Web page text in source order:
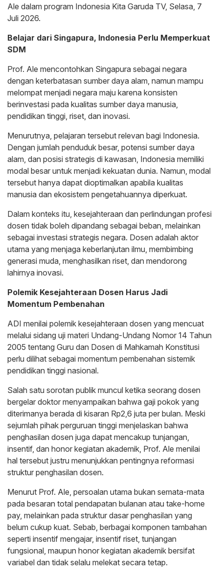
Ale dalam program Indonesia Kita Garuda TV, Selasa, 7
Juli 2026.
Belajar dari Singapura, Indonesia Perlu Memperkuat
SDM
Prof. Ale mencontohkan Singapura sebagai negara
dengan keterbatasan sumber daya alam, namun mampu
melompat menjadi negara maju karena konsisten
berinvestasi pada kualitas sumber daya manusia,
pendidikan tinggi, riset, dan inovasi.
Menurutnya, pelajaran tersebut relevan bagi Indonesia.
Dengan jumlah penduduk besar, potensi sumber daya
alam, dan posisi strategis di kawasan, Indonesia memiliki
modal besar untuk menjadi kekuatan dunia. Namun, modal
tersebut hanya dapat dioptimalkan apabila kualitas
manusia dan ekosistem pengetahuannya diperkuat.
Dalam konteks itu, kesejahteraan dan perlindungan profesi
dosen tidak boleh dipandang sebagai beban, melainkan
sebagai investasi strategis negara. Dosen adalah aktor
utama yang menjaga keberlanjutan ilmu, membimbing
generasi muda, menghasilkan riset, dan mendorong
lahirnya inovasi.
Polemik Kesejahteraan Dosen Harus Jadi
Momentum Pembenahan
ADI menilai polemik kesejahteraan dosen yang mencuat
melalui sidang uji materi Undang-Undang Nomor 14 Tahun
2005 tentang Guru dan Dosen di Mahkamah Konstitusi
perlu dilihat sebagai momentum pembenahan sistemik
pendidikan tinggi nasional.
Salah satu sorotan publik muncul ketika seorang dosen
bergelar doktor menyampaikan bahwa gaji pokok yang
diterimanya berada di kisaran Rp2,6 juta per bulan. Meski
sejumlah pihak perguruan tinggi menjelaskan bahwa
penghasilan dosen juga dapat mencakup tunjangan,
insentif, dan honor kegiatan akademik, Prof. Ale menilai
hal tersebut justru menunjukkan pentingnya reformasi
struktur penghasilan dosen.
Menurut Prof. Ale, persoalan utama bukan semata-mata
pada besaran total pendapatan bulanan atau take-home
pay, melainkan pada struktur dasar penghasilan yang
belum cukup kuat. Sebab, berbagai komponen tambahan
seperti insentif mengajar, insentif riset, tunjangan
fungsional, maupun honor kegiatan akademik bersifat
variabel dan tidak selalu melekat secara tetap.